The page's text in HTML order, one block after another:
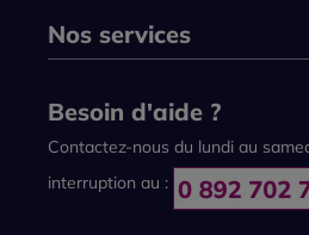
Nos services
Besoin d'aide ?
Contactez-nous du lundi au
interruption au :